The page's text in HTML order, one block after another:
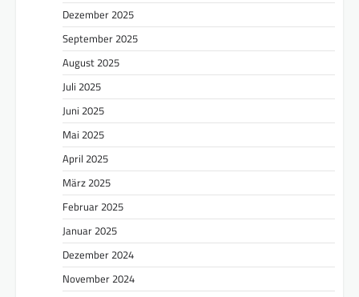
Dezember 2025
September 2025
August 2025
Juli 2025
Juni 2025
Mai 2025
April 2025
März 2025
Februar 2025
Januar 2025
Dezember 2024
November 2024